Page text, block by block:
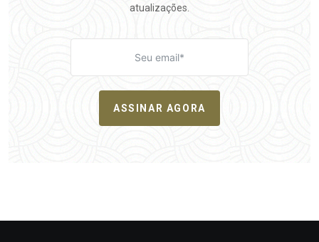
atualizações.
ASSINAR AGORA